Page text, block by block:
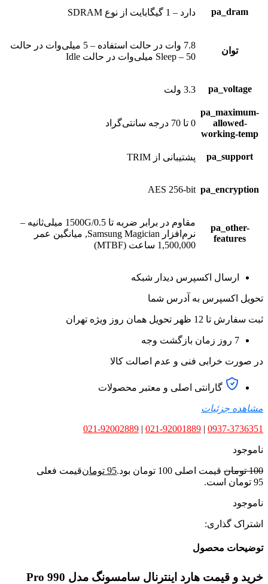
pa_dram دارد – 1 گیگابایت از نوع SDRAM
توان
7.8 وات در حالت استفاده – 5 میلی‌وات در حالت
Sleep – 50 میلی‌وات در حالت Idle
pa_voltage 3.3 ولت
pa_maximum-
allowed-
working-temp
0 تا 70 درجه سانتی‌گراد
pa_support پشتیبانی از TRIM
pa_encryption
AES 256-bit
pa_other-
features
مقاوم در برابر ضربه تا 1500G/0.5 میلی‌ثانیه –
نرم‌افزار Samsung Magician, میانگین عمر
1,500,000 ساعت (MTBF)
ارسال اکسپرس دیدار شبکه
تحویل اکسپرس به آدرس شما
ثبت سفارش تا 12 ظهر تحویل همان روز ویژه تهران
7 روز زمان بازگشت وجه
در صورت خرابی فنی و عدم اصالت کالا
گارانتی اصلی و معتبر محصولات
مشاهده جزئیات
0937-3736351
|
021-92001889
|
021-92002889
ناموجود
100 تومان قیمت اصلی 100 تومان بود. 95 تومانقیمت فعلی
95 تومان است.
ناموجود
اشتراک گذاری:
توضیحات محصول
خرید و قیمت هارد اینترنال سامسونگ مدل 990 Pro